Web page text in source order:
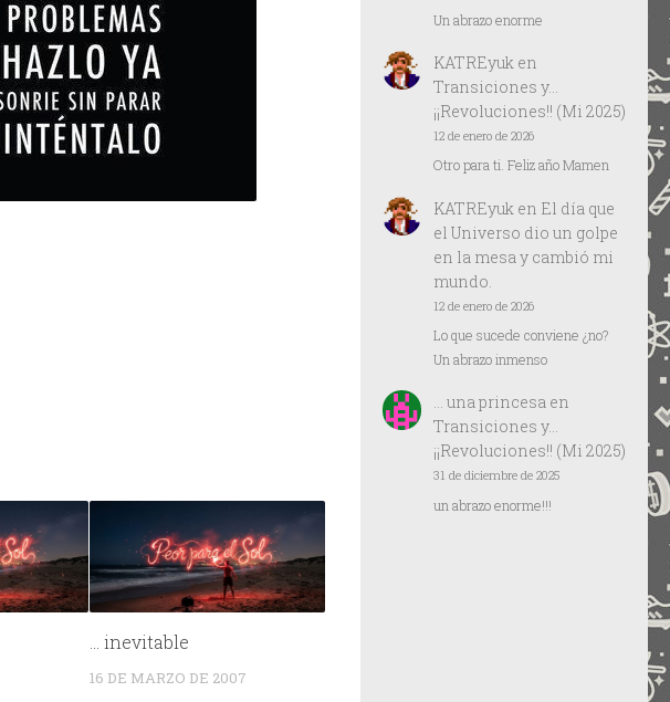
… inevitable
16 DE MARZO DE 2007
Un abrazo enorme
KATREyuken
Transiciones y…
¡¡Revoluciones!! (Mi 2025)
12 de enero de 2026
Otro para ti. Feliz año Mamen
KATREyuk en El día que
el Universo dio un golpe
en la mesa y cambió mi
mundo.
12 de enero de 2026
Lo que sucede conviene ¿no?
Un abrazo inmenso
… una princesaen
Transiciones y…
¡¡Revoluciones!! (Mi 2025)
31 de diciembre de 2025
un abrazo enorme!!!